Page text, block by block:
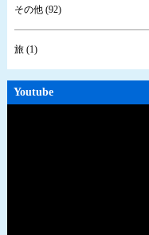
その他 (92)
旅 (1)
Youtube